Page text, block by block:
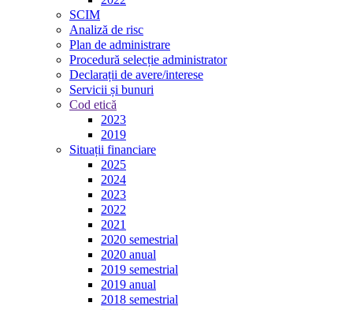
SCIM
Analiză de risc
Plan de administrare
Procedură selecție administrator
Declarații de avere/interese
Servicii și bunuri
Cod etică
2023
2019
Situații financiare
2025
2024
2023
2022
2021
2020 semestrial
2020 anual
2019 semestrial
2019 anual
2018 semestrial